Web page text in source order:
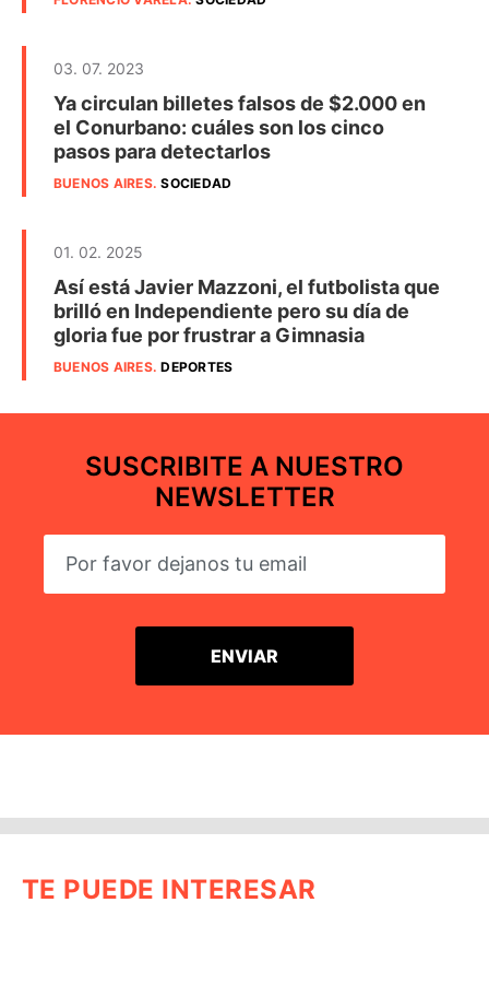
03. 07. 2023
Ya circulan billetes falsos de $2.000 en
el Conurbano: cuáles son los cinco
pasos para detectarlos
BUENOS AIRES.SOCIEDAD
01. 02. 2025
Así está Javier Mazzoni, el futbolista que
brilló en Independiente pero su día de
gloria fue por frustrar a Gimnasia
BUENOS AIRES.DEPORTES
SUSCRIBITE A NUESTRO
NEWSLETTER
TE PUEDE INTERESAR